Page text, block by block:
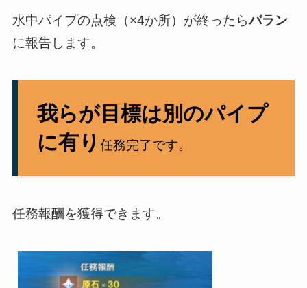
水中パイプの点検（×4か所）が終ったらバラン
に報告します。
我らが目標は別のパイプ
に有り任務完了です。
任務報酬を獲得できます。